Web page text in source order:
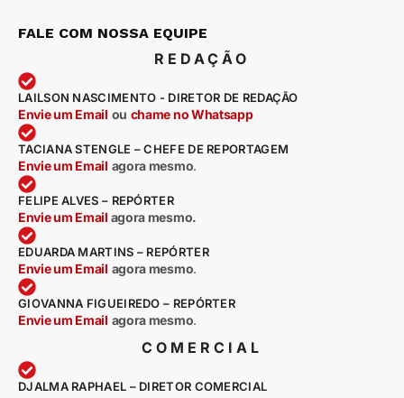
FALE COM NOSSA EQUIPE
REDAÇÃO
LAILSON NASCIMENTO - DIRETOR DE REDAÇÃO
Envie um Email ou chame no Whatsapp
TACIANA STENGLE – CHEFE DE REPORTAGEM
Envie um Email agora mesmo.
FELIPE ALVES – REPÓRTER
Envie um Email agora mesmo.
EDUARDA MARTINS – REPÓRTER
Envie um Email agora mesmo.
GIOVANNA FIGUEIREDO – REPÓRTER
Envie um Email agora mesmo.
COMERCIAL
DJALMA RAPHAEL – DIRETOR COMERCIAL